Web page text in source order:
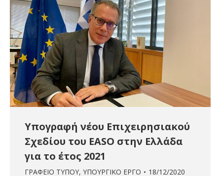
Υπογραφή νέου Επιχειρησιακού
Σχεδίου του ΕΑSO στην Ελλάδα
για το έτος 2021
ΓΡΑΦΕΙΟ ΤΥΠΟΥ, ΥΠΟΥΡΓΙΚΟ ΕΡΓΟ 18/12/2020